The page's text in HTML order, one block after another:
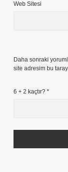
Web Sitesi
Daha sonraki
site adresim bu
6 + 2 kaçtır? *